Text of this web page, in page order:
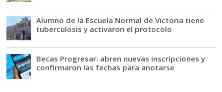
Alumno de la Escuela Normal de Victoria tiene
tuberculosis y activaron el protocolo
Becas Progresar: abren nuevas inscripciones y
confirmaron las fechas para anotarse